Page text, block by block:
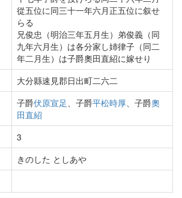
從五位に同三十一年六月正五位に叙せ
らる
兄俊忠（明治三年五月生）弟俊義（同
九年六月生）は各分家し姉律子（同二
年二月生）は子爵奧田直紹に嫁せり
大分縣速見郡日出町二六二
子爵伏原宣足、子爵平松時厚、子爵奧
田直紹
3
きのした としあや